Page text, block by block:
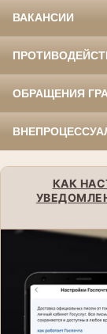
ВАКАНСИИ
ОБРАЩЕНИЯ
КАК